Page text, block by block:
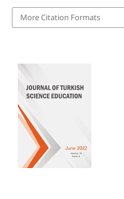
More Citation Formats